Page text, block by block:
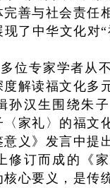
善与社会责任
了中华文化对
位专家学者从
解读福文化多
孙汉生围绕朱
〈家礼〉的福文
义》发言中提
修订而成的《
核心要义，是传